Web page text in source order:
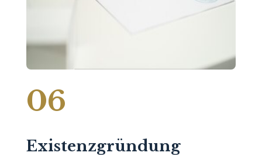
06
Existenzgründung